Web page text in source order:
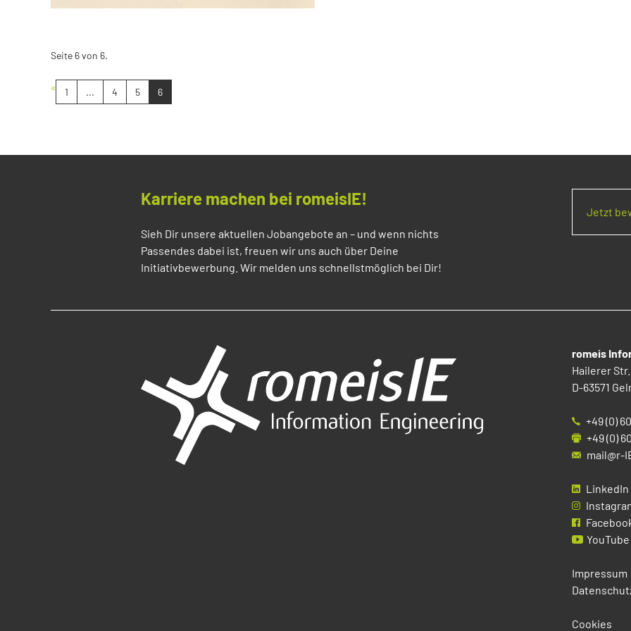
Seite 6 von 6.
« 1 ... 4 5 6
Karriere machen bei romeisIE!
Sieh Dir unsere aktuellen Jobangebote an – und wenn nichts
Passendes dabei ist, freuen wir uns auch über Deine
Initiativbewerbung. Wir melden uns schnellstmöglich bei Dir!
Jetzt
romeis
Hailerer Str.
D-63571
+49 (0)
+49 (0)
mail@r-
LinkedIn
YouTube
Impressum
Cookies